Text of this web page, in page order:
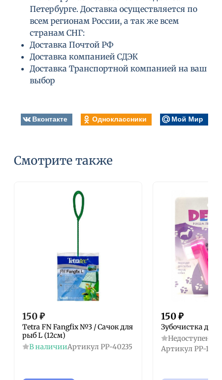
Петербурге. Доставка осуществляется по
всем регионам России, а так же всем
странам СНГ:
Доставка Почтой РФ
Доставка компанией СДЭК
Доставка Транспортной компанией на ваш
выбор
Вконтакте Одноклассники Мой Мир
Смотрите также
150 ₽
Tetra FN Fangfix №3 / Сачок для
рыб L (12см)
В наличииАртикул PP-40235
150 ₽
Зубочистка для
Недоступен к
Артикул PP-